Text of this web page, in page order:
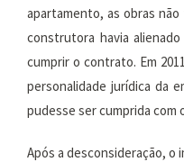
apartamento, as obras
construtora havia
cumprir o contrato. Em
personalidade jurídica da
pudesse ser cumprida com
Após a desconsideração, o